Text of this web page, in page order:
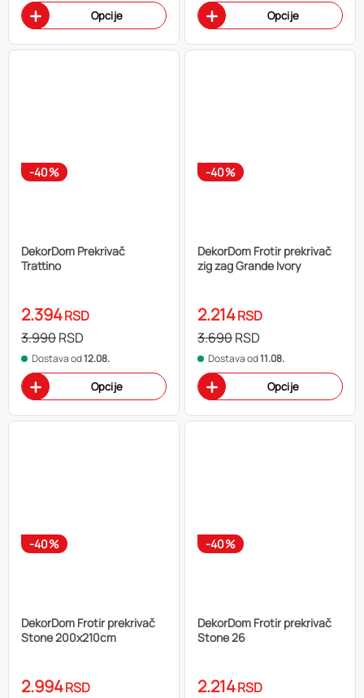
Opcije Opcije
-40%
DekorDom Prekrivač
Trattino
2.394RSD
3.990RSD
Dostava od12.08.
Opcije
-40%
DekorDom Frotir prekrivač
zig zag Grande Ivory
2.214RSD
3.690RSD
Dostava od11.08.
Opcije
-40%
DekorDom Frotir prekrivač
Stone 200x210cm
2.994RSD
-40%
DekorDom Frotir prekrivač
Stone 26
2.214RSD